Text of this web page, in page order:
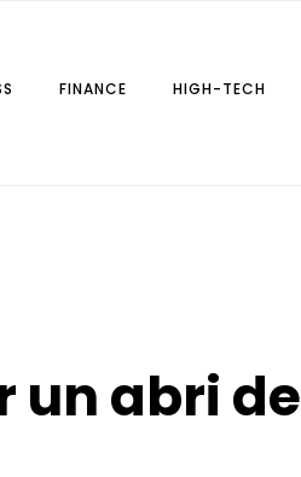
FINANCE HIGH-TECH
un abri de